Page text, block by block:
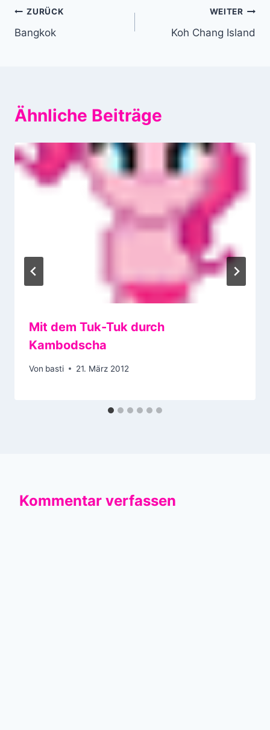
Beitragsnavigation
ZURÜCK
Bangkok
WEITER
Koh Chang Island
Ähnliche Beiträge
Mit dem Tuk-Tuk durch
Kambodscha
Von basti 21. März 2012
Kommentar verfassen